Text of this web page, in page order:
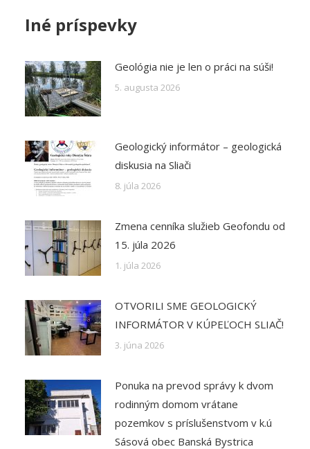
Iné príspevky
Geológia nie je len o práci na súši!
5. augusta 2026
Geologický informátor – geologická
diskusia na Sliači
8. júla 2026
Zmena cenníka služieb Geofondu od
15. júla 2026
1. júla 2026
OTVORILI SME GEOLOGICKÝ
INFORMÁTOR V KÚPEĽOCH SLIAČ!
3. júna 2026
Ponuka na prevod správy k dvom
rodinným domom vrátane
pozemkov s príslušenstvom v k.ú
Sásová obec Banská Bystrica